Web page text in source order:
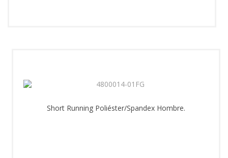
Short Running Poliéster/Spandex Hombre.